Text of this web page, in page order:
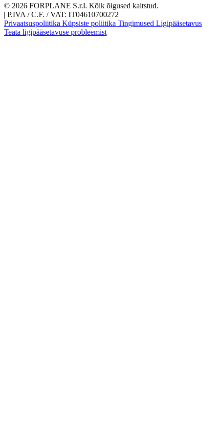
© 2026 FORPLANE S.r.l. Kõik õigused kaitstud.
| P.IVA / C.F. / VAT: IT04610700272
Privaatsuspoliitika Küpsiste poliitika Tingimused Ligipääsetavus
Teata ligipääsetavuse probleemist